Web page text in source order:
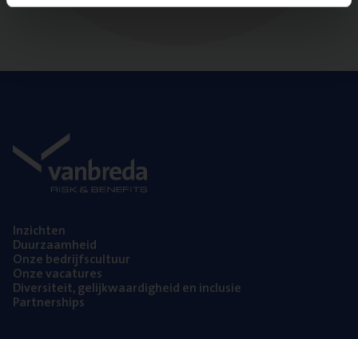
Inzich­ten
Duur­zaam­heid
Onze bedrijfs­cul­tuur
Onze vaca­tu­res
Diver­si­teit, gelijk­waar­dig­heid en inclusie
Part­ner­ships